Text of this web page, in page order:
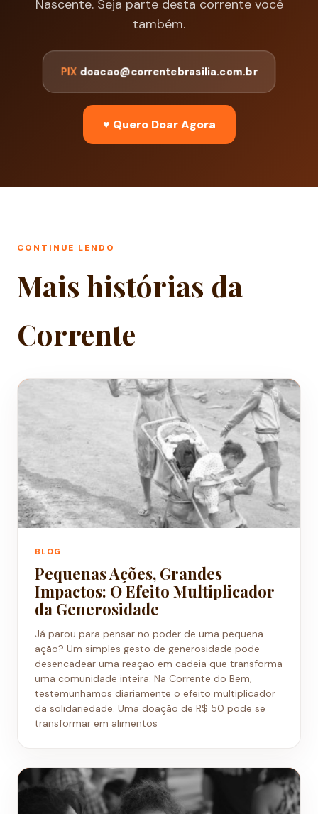
Nascente. Seja parte desta corrente você
também.
PIX doacao@correntebrasilia.com.br
♥ Quero Doar Agora
CONTINUE LENDO
Mais histórias da
Corrente
BLOG
Pequenas Ações, Grandes
Impactos: O Efeito Multiplicador
da Generosidade
Já parou para pensar no poder de uma pequena
ação? Um simples gesto de generosidade pode
desencadear uma reação em cadeia que transforma
uma comunidade inteira. Na Corrente do Bem,
testemunhamos diariamente o efeito multiplicador
da solidariedade. Uma doação de R$ 50 pode se
transformar em alimentos